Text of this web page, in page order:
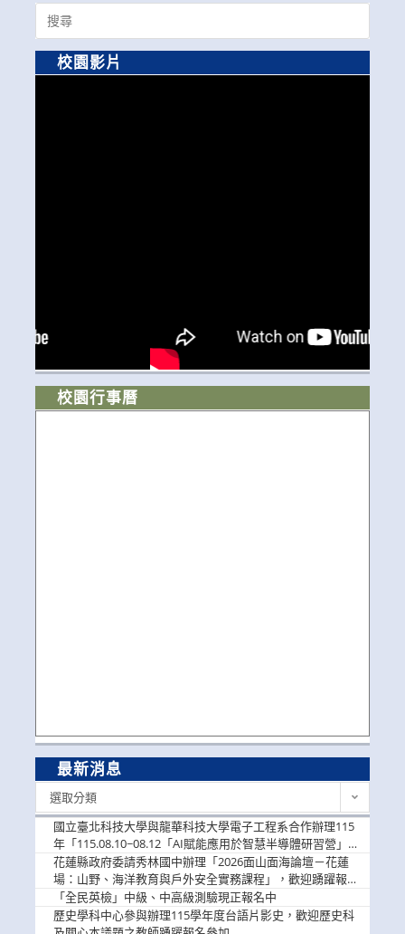
Search
for:
校園影片
校園行事曆
最新消息
選取分類
國立臺北科技大學與龍華科技大學電子工程系合作辦理115
年「115.08.10~08.12「AI賦能應用於智慧半導體研習營」，
歡迎學生踴躍報名參加
花蓮縣政府委請秀林國中辦理「2026面山面海論壇－花蓮
場：山野、海洋教育與戶外安全實務課程」，歡迎踴躍報名
參加
「全民英檢」中級、中高級測驗現正報名中
歷史學科中心參與辦理115學年度台語片影史，歡迎歷史科